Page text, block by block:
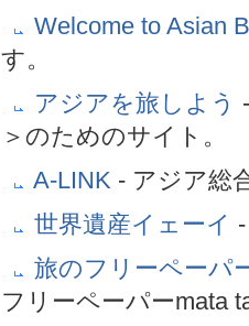
Welcome to Asian
す。
アジアを旅しよう
＞のためのサイト。
A-LINK - アジア総
世界遺産イェーイ
旅のフリーペーパ
フリーペーパーmata